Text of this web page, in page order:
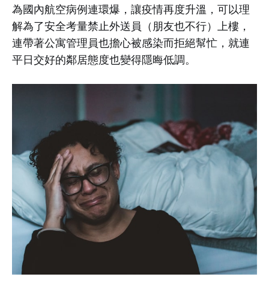
為國內航空病例連環爆，讓疫情再度升溫，可以理
解為了安全考量禁止外送員（朋友也不行）上樓，
連帶著公寓管理員也擔心被感染而拒絕幫忙，就連
平日交好的鄰居態度也變得隱晦低調。